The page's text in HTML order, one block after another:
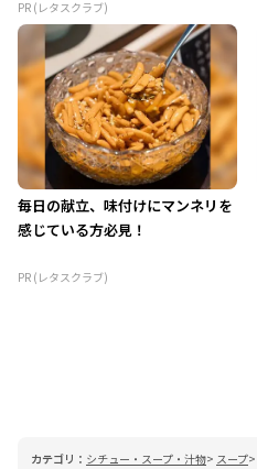
PR (レタスクラブ)
毎日の献立、味付けにマンネリを
感じている方必見！
PR (レタスクラブ)
カテゴリ： シチュー・スープ・汁物 スープ